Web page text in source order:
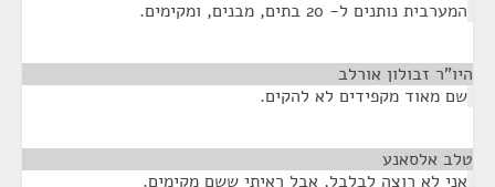
המערבית נותנים ל- 20 בתים, מבנים, ומקימים.
היו"ר זבולון אורלב
שם מאוד מקפידים לא להקים.
טלב אלסאנע
אני לא רוצה לבלבל, אבל ראיתי ששם מקימים.